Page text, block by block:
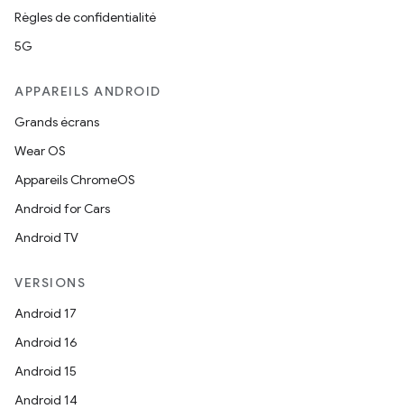
Règles de confidentialité
5G
APPAREILS ANDROID
Grands écrans
Wear OS
Appareils ChromeOS
Android for Cars
Android TV
VERSIONS
Android 17
Android 16
Android 15
Android 14